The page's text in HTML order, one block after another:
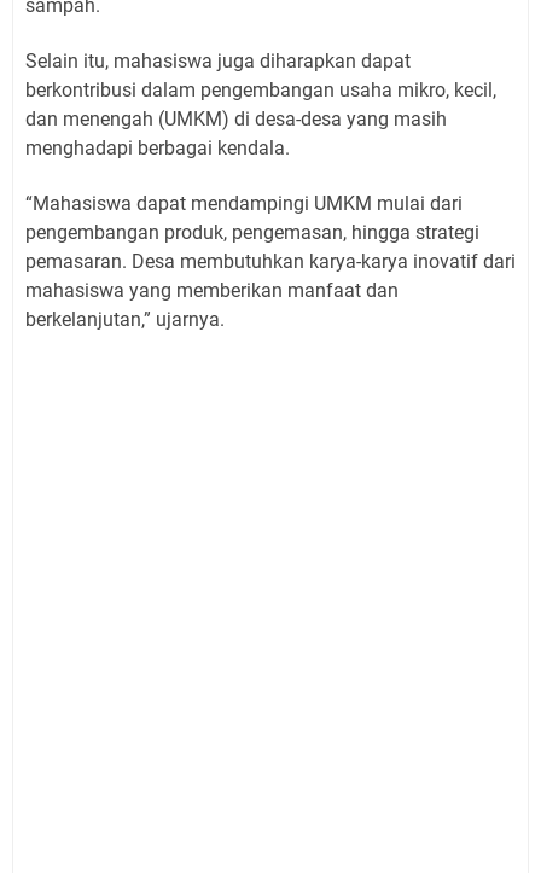
sampah.
Selain itu, mahasiswa juga diharapkan dapat
berkontribusi dalam pengembangan usaha mikro, kecil,
dan menengah (UMKM) di desa-desa yang masih
menghadapi berbagai kendala.
“Mahasiswa dapat mendampingi UMKM mulai dari
pengembangan produk, pengemasan, hingga strategi
pemasaran. Desa membutuhkan karya-karya inovatif dari
mahasiswa yang memberikan manfaat dan
berkelanjutan,” ujarnya.